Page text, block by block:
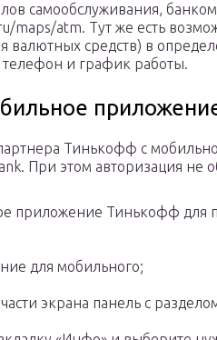
самообслуживания,
maps/atm. Тут же есть
валютных средств) в
и график работы.
Тинькофф с
При этом авторизация не
приложение Тинькофф для
для мобильного;
экрана панель с